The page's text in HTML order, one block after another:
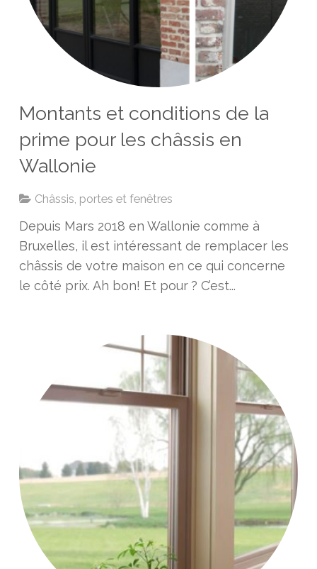
Montants et conditions de la
prime pour les châssis en
Wallonie
Châssis, portes et fenêtres
Depuis Mars 2018 en Wallonie comme à
Bruxelles, il est intéressant de remplacer les
châssis de votre maison en ce qui concerne
le côté prix. Ah bon! Et pour ? C’est...